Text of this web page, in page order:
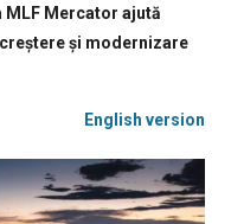
Mercator ajută
și modernizare
English version